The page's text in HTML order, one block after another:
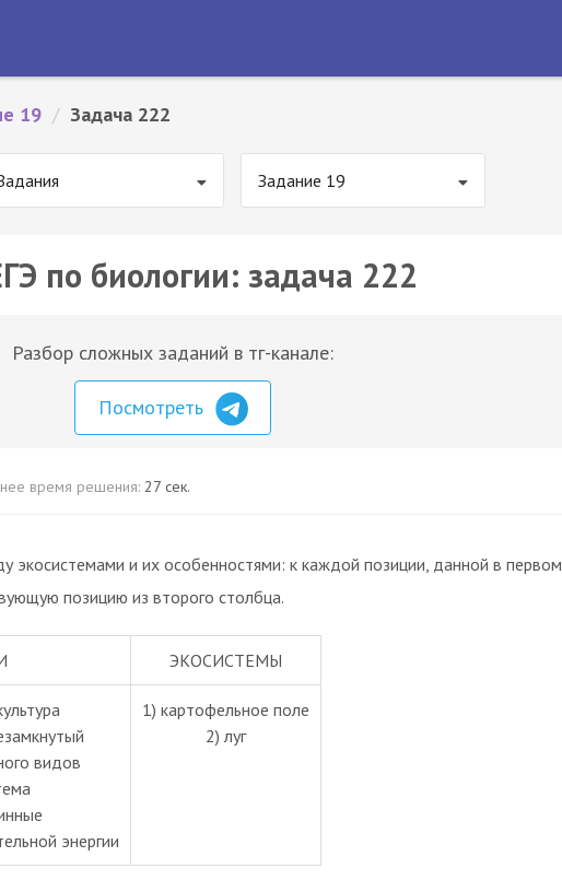
19 / Задача 222
Задание 19
по биологии: задача 222
Разбор сложных заданий в тг-канале:
Посмотреть
время решения: 27 сек.
экосистемами и их особенностями: к каждой позиции, данной в первом
позицию из второго столбца.
ЭКОСИСТЕМЫ
видов
энергии
1) картофельное поле
2) луг